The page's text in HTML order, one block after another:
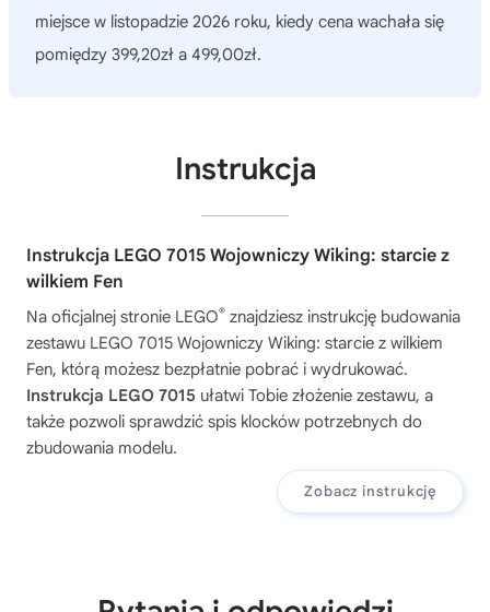
miejsce w listopadzie 2026 roku, kiedy cena wachała się
pomiędzy 399,20zł a 499,00zł.
Instrukcja
Instrukcja LEGO 7015 Wojowniczy Wiking: starcie z
wilkiem Fen
Na oficjalnej stronie LEGO® znajdziesz instrukcję budowania
zestawu LEGO 7015 Wojowniczy Wiking: starcie z wilkiem
Fen, którą możesz bezpłatnie pobrać i wydrukować.
Instrukcja LEGO 7015 ułatwi Tobie złożenie zestawu, a
także pozwoli sprawdzić spis klocków potrzebnych do
zbudowania modelu.
Zobacz instrukcję